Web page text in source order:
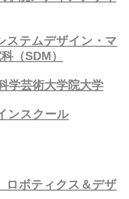
ステムデザイン・マ
（SDM）
学芸術大学院大学
ンスクール
ボティクス＆デザ